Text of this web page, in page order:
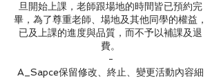
旦開始上課，老師跟場地的時間皆已預約完
畢，為了尊重老師、場地及其他同學的權益，
已及上課的進度與品質，而不予以補課及退
費。
-
A_Sapce保留修改、終止、變更活動內容細